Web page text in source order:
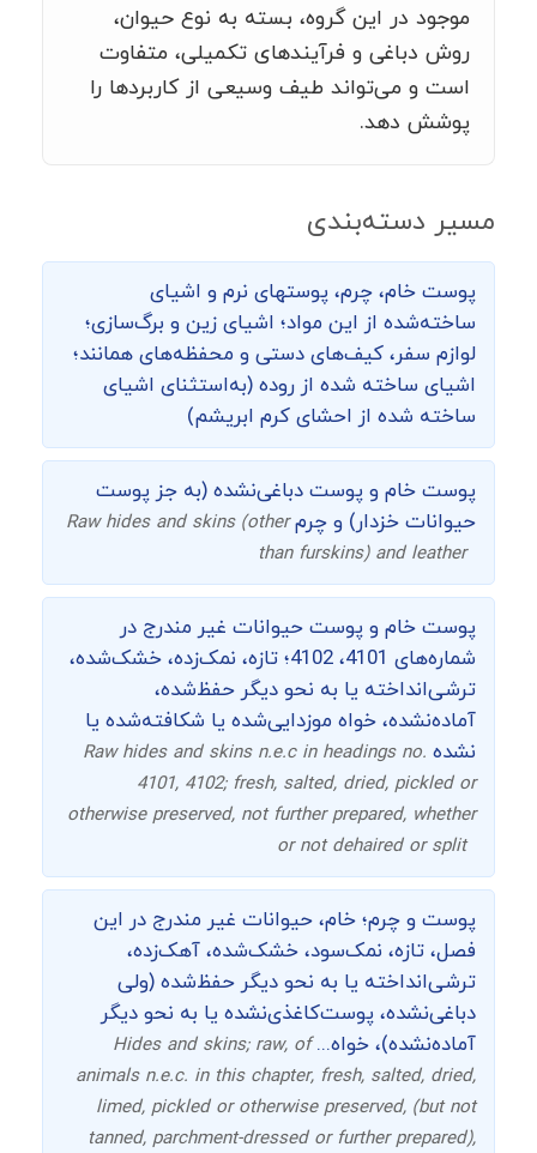
موجود در این گروه، بسته به نوع حیوان،
روش دباغی و فرآیندهای تکمیلی، متفاوت
است و می‌تواند طیف وسیعی از کاربردها را
پوشش دهد.
مسیر دسته‌بندی
پوست خام، چرم، پوست­های نرم و اشیای
ساخته‌شده از این مواد؛ اشیای زین و برگ‌سازی؛
لوازم سفر، کیف‌های دستی و محفظه‌های همانند؛
اشیای ساخته شده از روده (به­‌استثنای اشیای
ساخته شده از احشای کرم ابریشم)
پوست خام و پوست دباغی‌نشده (به جز پوست
حیوانات خزدار) و چرمRaw hides and skins (other
than furskins) and leather
پوست خام و پوست حیوانات غیر مندرج در
شماره‌های 4101، 4102؛ تازه، نمک‌زده، خشک‌شده،
ترشی‌انداخته یا به نحو دیگر حفظ‌شده،
آماده‌نشده، خواه موزدایی‌شده یا شکافته‌شده یا
نشده Raw hides and skins n.e.c in headings no.
4101, 4102; fresh, salted, dried, pickled or
otherwise preserved, not further prepared, whether
or not dehaired or split
پوست و چرم؛ خام، حیوانات غیر مندرج در این
فصل، تازه، نمک‌سود، خشک‌شده، آهک‌زده،
ترشی‌انداخته یا به نحو دیگر حفظ‌شده (ولی
دباغی‌نشده، پوست‌کاغذی‌نشده یا به نحو دیگر
آماده‌نشده)، خواه...Hides and skins; raw, of
animals n.e.c. in this chapter, fresh, salted, dried,
limed, pickled or otherwise preserved, (but not
tanned, parchment-dressed or further prepared),